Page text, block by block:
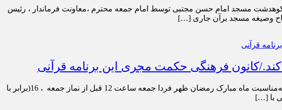
مسجد امام حسن مجتبی توسط امام جمعه محترم ،معاونت فرماندار ، رئیس
وصیغه مسجد برآن جاری […]
کانون فرهنگی حکمت مجری این برنامه قرآنی
به گزارش “کانون سبحان”، محفل انس با قرآن‌کریم با حضور قاری بین‌المللی استاد محمود یوسف عقل، از کشور مصر به‌مناسبت ماه مبارک رمضان ظهر فردا جمعه ساعت 12 قبل از نماز جمعه ، 16(برابر با